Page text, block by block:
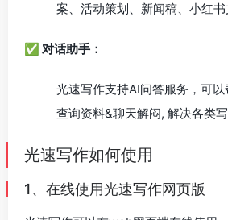
案、活动策划、新闻稿、小红书
✅ 对话助手：
光速写作支持AI问答服务，可
查询资料&聊天解闷, 解决各类写
光速写作如何使用
1、在线使用光速写作网页版